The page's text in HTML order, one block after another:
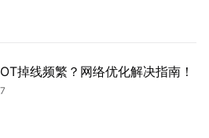
掉线频繁？网络优化解决指南！